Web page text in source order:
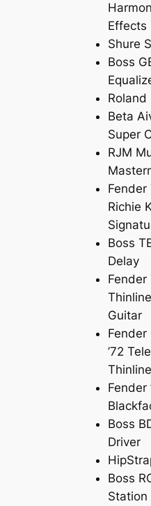
Effects
Shure
Boss
Roland
Beta
Super
RJM
Fender
Richie
Boss
Delay
Fender
Guitar
Fender
’72
Thinline
Fender
Boss
Driver
Boss
Station